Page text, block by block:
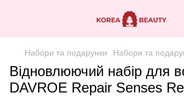
Набори та подарунки Набори та
Відновлюючий набір для
DAVROE Repair Senses